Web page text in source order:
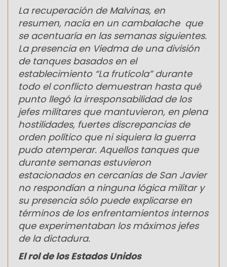
La recuperación de Malvinas, en
resumen, nacía en un cambalache que
se acentuaría en las semanas siguientes.
La presencia en Viedma de una división
de tanques basados en el
establecimiento “La frutícola” durante
todo el conflicto demuestran hasta qué
punto llegó la irresponsabilidad de los
jefes militares que mantuvieron, en plena
hostilidades, fuertes discrepancias de
orden político que ni siquiera la guerra
pudo atemperar. Aquellos tanques que
durante semanas estuvieron
estacionados en cercanías de San Javier
no respondían a ninguna lógica militar y
su presencia sólo puede explicarse en
términos de los enfrentamientos internos
que experimentaban los máximos jefes
de la dictadura.
El rol de los Estados Unidos